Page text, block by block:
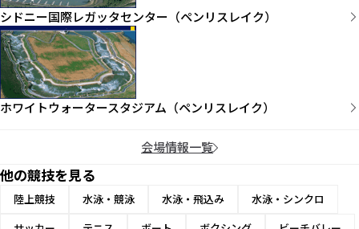
シドニー国際レガッタセンター（ペンリスレイク）
ホワイトウォータースタジアム（ペンリスレイク）
会場情報一覧
他の競技を見る
陸上競技 水泳・競泳 水泳・飛込み
水泳・シンクロ